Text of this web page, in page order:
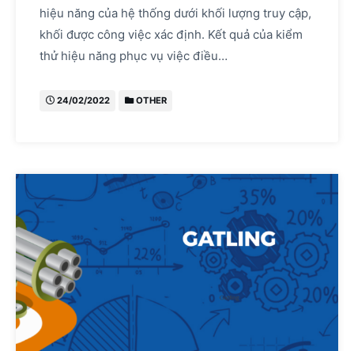
hiệu năng của hệ thống dưới khối lượng truy cập,
khối được công việc xác định. Kết quả của kiểm
thử hiệu năng phục vụ việc điều…
24/02/2022 OTHER